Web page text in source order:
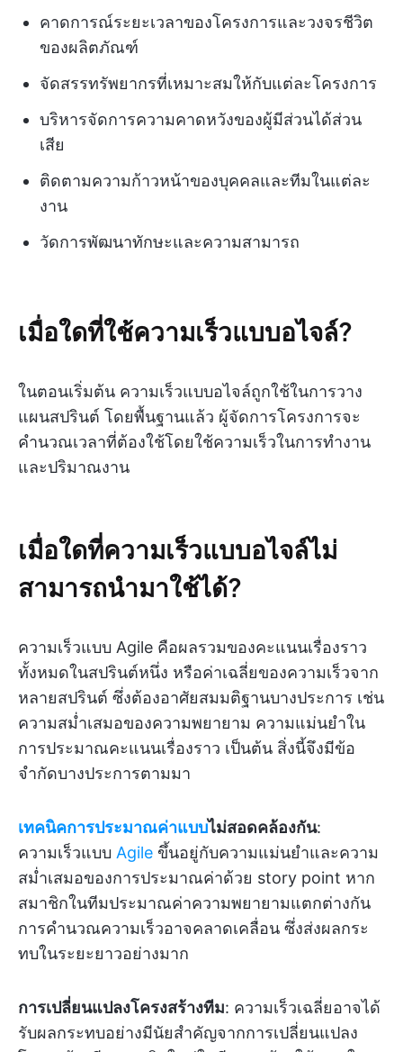
คาดการณ์ระยะเวลาของโครงการและวงจรชีวิต
ของผลิตภัณฑ์
จัดสรรทรัพยากรที่เหมาะสมให้กับแต่ละโครงการ
บริหารจัดการความคาดหวังของผู้มีส่วนได้ส่วน
เสีย
ติดตามความก้าวหน้าของบุคคลและทีมในแต่ละ
งาน
วัดการพัฒนาทักษะและความสามารถ
เมื่อใดที่ใช้ความเร็วแบบอไจล์?
ในตอนเริ่มต้น ความเร็วแบบอไจล์ถูกใช้ในการวาง
แผนสปรินต์ โดยพื้นฐานแล้ว ผู้จัดการโครงการจะ
คำนวณเวลาที่ต้องใช้โดยใช้ความเร็วในการทำงาน
และปริมาณงาน
เมื่อใดที่ความเร็วแบบอไจล์ไม่
สามารถนำมาใช้ได้?
ความเร็วแบบ Agile คือผลรวมของคะแนนเรื่องราว
ทั้งหมดในสปรินต์หนึ่ง หรือค่าเฉลี่ยของความเร็วจาก
หลายสปรินต์ ซึ่งต้องอาศัยสมมติฐานบางประการ เช่น
ความสม่ำเสมอของความพยายาม ความแม่นยำใน
การประมาณคะแนนเรื่องราว เป็นต้น สิ่งนี้จึงมีข้อ
จำกัดบางประการตามมา
เทคนิคการประมาณค่าแบบไม่สอดคล้องกัน:
ความเร็วแบบ Agile ขึ้นอยู่กับความแม่นยำและความ
สม่ำเสมอของการประมาณค่าด้วย story point หาก
สมาชิกในทีมประมาณค่าความพยายามแตกต่างกัน
การคำนวณความเร็วอาจคลาดเคลื่อน ซึ่งส่งผลกระ
ทบในระยะยาวอย่างมาก
การเปลี่ยนแปลงโครงสร้างทีม: ความเร็วเฉลี่ยอาจได้
รับผลกระทบอย่างมีนัยสำคัญจากการเปลี่ยนแปลง